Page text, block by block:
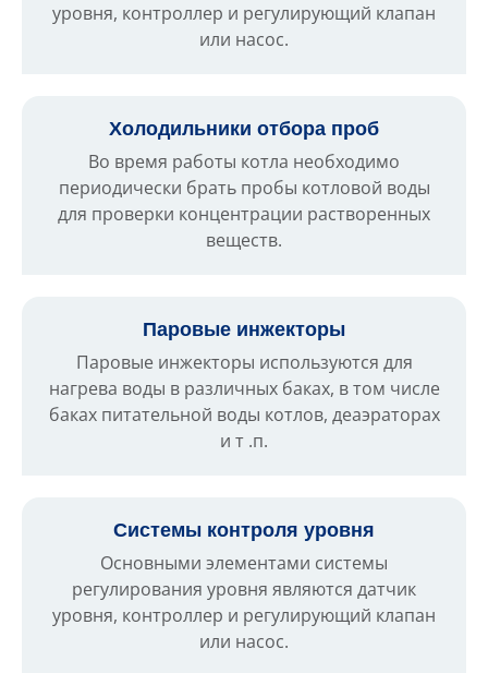
уровня, контроллер и регулирующий клапан
или насос.
Холодильники отбора проб
Во время работы котла необходимо
периодически брать пробы котловой воды
для проверки концентрации растворенных
веществ.
Паровые инжекторы
Паровые инжекторы используются для
нагрева воды в различных баках, в том числе
баках питательной воды котлов, деаэраторах
и т .п.
Системы контроля уровня
Основными элементами системы
регулирования уровня являются датчик
уровня, контроллер и регулирующий клапан
или насос.